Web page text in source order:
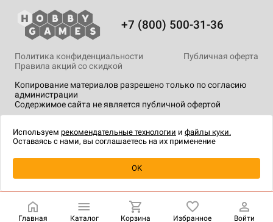
Купить
+7 (800) 500-31-36
Копирование материалов разрешено только по согласию
администрации
Содержимое сайта не является публичной офертой
Политика конфиденциальности
Публичная оферта
Правила акций со скидкой
технологии.
Главная Каталог Корзина Избранное Войти
Используем рекомендательные технологии и файлы куки.
Оставаясь с нами, вы соглашаетесь на их применение
OK